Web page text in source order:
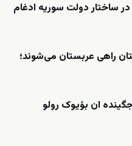
ساختار دولت سوریه ادغام
راهی عربستان می‌شوند؛
ان بؤیوک رولو